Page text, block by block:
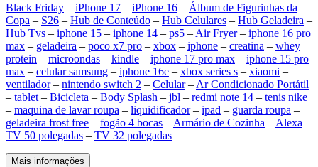
Black Friday – iPhone 17 – iPhone 16 – Álbum de Figurinhas da
Copa – S26 – Hub de Conteúdo – Hub Celulares – Hub Geladeira –
Hub Tvs – iphone 15 – iphone 14 – ps5 – Air Fryer– iphone 16 pro
max – geladeira – poco x7 pro – xbox – iphone – creatina – whey
protein – microondas – kindle – iphone 17 pro max – iphone 15 pro
max – celular samsung – iphone 16e – xbox series s – xiaomi –
ventilador– nintendo switch 2 – Celular– Ar Condicionado Portátil
– tablet – Bicicleta – Body Splash – jbl – redmi note 14 – tenis nike
– maquina de lavar roupa – liquidificador– ipad – guarda roupa –
geladeira frost free – fogão 4 bocas – Armário de Cozinha – Alexa –
TV 50 polegadas – TV 32 polegadas
Mais informações